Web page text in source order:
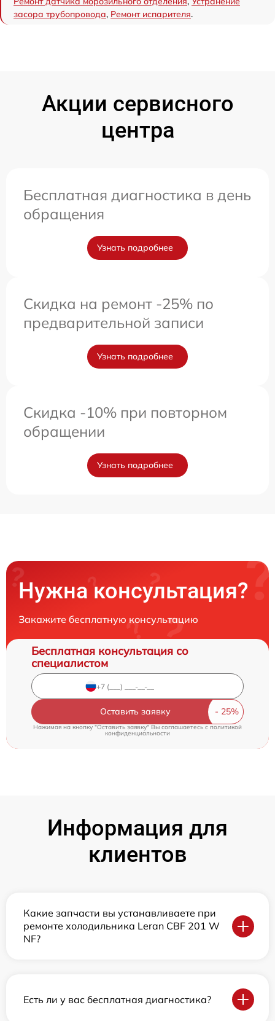
засора трубопровода, Ремонт испарителя.
Акции сервисного
центра
Бесплатная диагностика в день
обращения
Узнать подробнее
Скидка на ремонт -25% по
предварительной записи
Узнать подробнее
Скидка -10% при повторном
обращении
Узнать подробнее
Нужна консультация?
Закажите бесплатную консультацию
Бесплатная консультация со
специалистом
Оставить заявку
Нажимая на кнопку "Оставить заявку" Вы соглашаетесь cполитикой
конфиденциальности
Информация для
клиентов
Какие запчасти вы устанавливаете при
ремонте холодильника Leran CBF 201 W
NF?
Есть ли у вас бесплатная диагностика?